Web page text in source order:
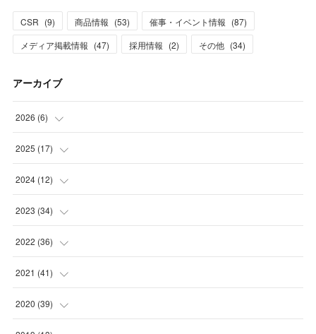
CSR (9) 商品情報 (53) 催事・イベント情報 (87)
メディア掲載情報 (47) 採用情報 (2) その他 (34)
アーカイブ
2026 (6)
(1
(3
(2
2025 (17)
(1
(2
(5
(1
2024 (12)
(1
(1
(2
(1
2023 (34)
(2
(1
(7
(3
2022 (36)
(3
(3
(6
2021 (41)
(3
2020 (39)